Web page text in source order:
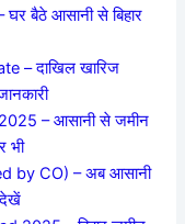
बैठे आसानी से बिहार
– दाखिल खारिज
– आसानी से जमीन
भी
by CO) – अब आसानी
देखें